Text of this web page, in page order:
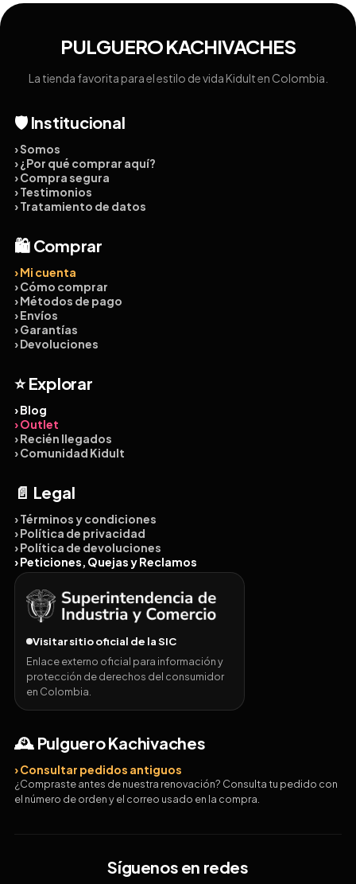
PULGUERO KACHIVACHES
La tienda favorita para el estilo de vida Kidult en Colombia.
🛡️ Institucional
› Somos
› ¿Por qué comprar aquí?
› Compra segura
› Testimonios
› Tratamiento de datos
🛍️ Comprar
› Mi cuenta
› Cómo comprar
› Métodos de pago
› Envíos
› Garantías
› Devoluciones
⭐ Explorar
› Blog
› Outlet
› Recién llegados
› Comunidad Kidult
📄 Legal
› Términos y condiciones
› Política de privacidad
› Política de devoluciones
› Peticiones, Quejas y Reclamos
Visitar sitio oficial de la SIC
Enlace externo oficial para información y
protección de derechos del consumidor
en Colombia.
🕰️ Pulguero Kachivaches
› Consultar pedidos antiguos
¿Compraste antes de nuestra renovación? Consulta tu pedido con
el número de orden y el correo usado en la compra.
Síguenos en redes